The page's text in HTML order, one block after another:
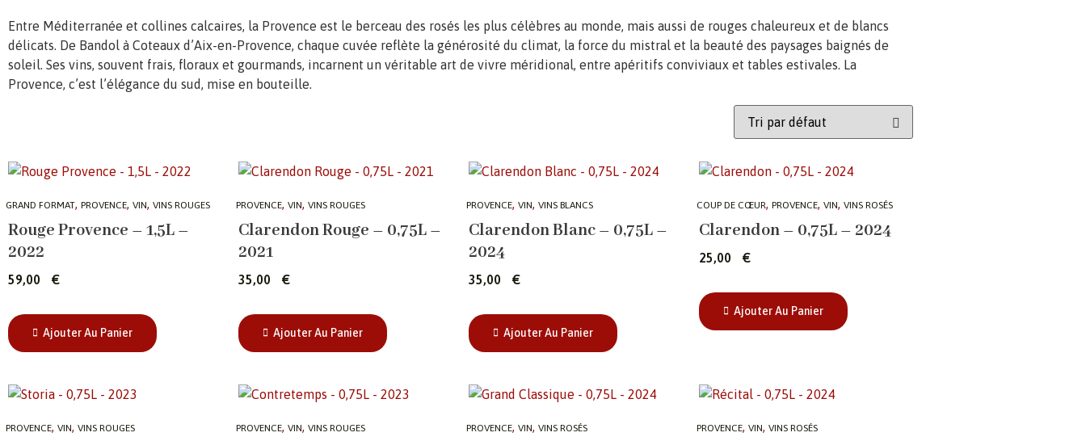
Entre Méditerranée et collines calcaires, la Provence est le berceau des rosés les plus célèbres au monde, mais aussi de rouges chaleureux et de blancs
délicats. De Bandol à Coteaux d’Aix-en-Provence, chaque cuvée reflète la générosité du climat, la force du mistral et la beauté des paysages baignés de
soleil. Ses vins, souvent frais, floraux et gourmands, incarnent un véritable art de vivre méridional, entre apéritifs conviviaux et tables estivales. La
Provence, c’est l’élégance du sud, mise en bouteille.
GRAND FORMAT, PROVENCE, VIN, VINS ROUGES
Rouge Provence – 1,5L –
2022
59,00 €
Ajouter Au Panier
PROVENCE, VIN, VINS ROUGES
Clarendon Rouge – 0,75L –
2021
35,00 €
Ajouter Au Panier
PROVENCE, VIN, VINS BLANCS
Clarendon Blanc – 0,75L –
2024
35,00 €
Ajouter Au Panier
COUP DE CŒUR, PROVENCE, VIN, VINS ROSÉS
Clarendon – 0,75L – 2024
25,00 €
Ajouter Au Panier
PROVENCE, VIN, VINS ROUGES PROVENCE, VIN, VINS ROUGES PROVENCE, VIN, VINS ROSÉS PROVENCE, VIN, VINS ROSÉS